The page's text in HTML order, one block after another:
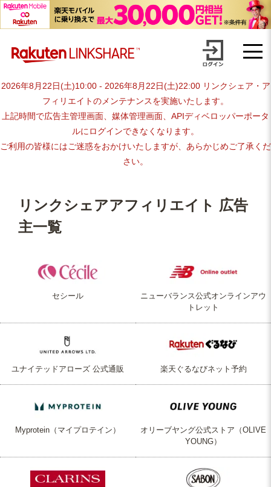
【1円からお支払い可能】アフィリエイトならリンクシェア・ジャパ
2026年8月22日(土)10:00 - 2026年8月22日(土)22:00 リンクシェア・ア
フィリエイトのメンテナンスを実施いたします。
上記時間で広告主管理画面、媒体管理画面、APIディベロッパーポータ
ルにログインできなくなります。
ご利用の皆様にはご迷惑をおかけいたしますが、あらかじめご了承くだ
さい。
リンクシェアアフィリエイト 広告
主一覧
セシール
ニューバランス公式オンラインアウ
トレット
ユナイテッドアローズ 公式通販 楽天ぐるなびネット予約
Myprotein（マイプロテイン）
オリーブヤング公式ストア（OLIVE
YOUNG）